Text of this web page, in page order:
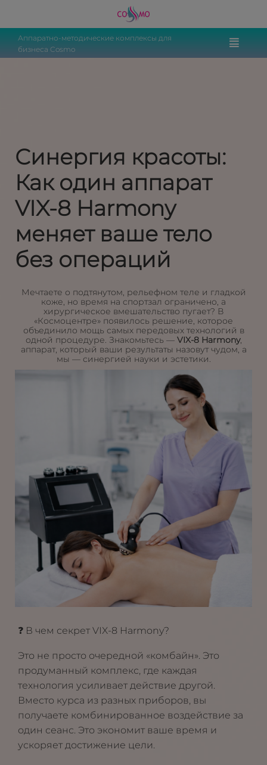
Аппаратно-методические комплексы для
бизнеса Cosmo
Синергия красоты:
Как один аппарат
VIX-8 Harmony
меняет ваше тело
без операций
Мечтаете о подтянутом, рельефном теле и гладкой
коже, но время на спортзал ограничено, а
хирургическое вмешательство пугает? В
«Космоцентре» появилось решение, которое
объединило мощь самых передовых технологий в
одной процедуре. Знакомьтесь — VIX-8 Harmony,
аппарат, который ваши результаты назовут чудом, а
мы — синергией науки и эстетики.
❓ В чем секрет VIX-8 Harmony?
Это не просто очередной «комбайн». Это
продуманный комплекс, где каждая
технология усиливает действие другой.
Вместо курса из разных приборов, вы
получаете комбинированное воздействие за
один сеанс. Это экономит ваше время и
ускоряет достижение цели.